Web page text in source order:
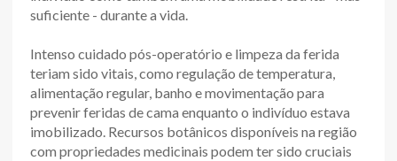
suficiente - durante a vida.
Intenso cuidado pós-operatório e limpeza da ferida
teriam sido vitais, como regulação de temperatura,
alimentação regular, banho e movimentação para
prevenir feridas de cama enquanto o indivíduo estava
imobilizado. Recursos botânicos disponíveis na região
com propriedades medicinais podem ter sido cruciais